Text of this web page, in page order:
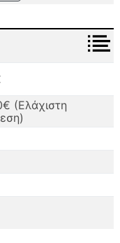
(Ελάχιστη